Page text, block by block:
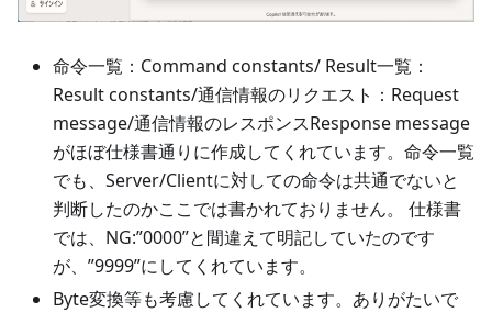
命令一覧：Command constants/ Result一覧：
Result constants/通信情報のリクエスト：Request
message/通信情報のレスポンスResponse message
がほぼ仕様書通りに作成してくれています。命令一覧
でも、Server/Clientに対しての命令は共通でないと
判断したのかここでは書かれておりません。 仕様書
では、NG:”0000”と間違えて明記していたのです
が、”9999”にしてくれています。
Byte変換等も考慮してくれています。ありがたいで